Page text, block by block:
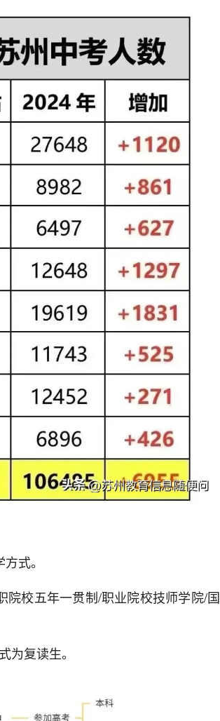
式。
院校五年一贯制/职业院校技师学院/国
为复读生。